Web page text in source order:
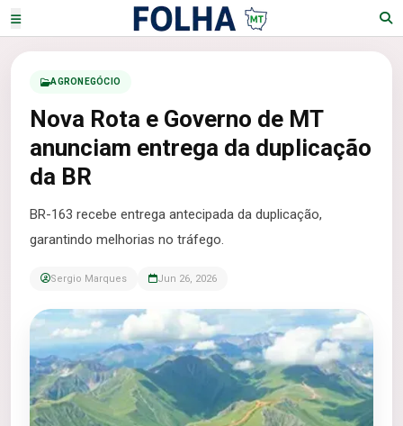
AGRONEGÓCIO
Nova Rota e Governo de MT
anunciam entrega da duplicação
da BR
BR-163 recebe entrega antecipada da duplicação,
garantindo melhorias no tráfego.
Sergio Marques Jun 26, 2026